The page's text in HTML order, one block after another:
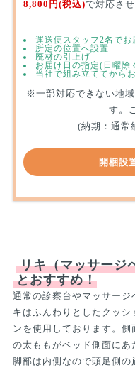
8,800円(税込)で対応さ
運送便スタッフ2名でお
所定の位置へ設置
廃材の引上げ
お届け日の指定(日曜除
当社で組み立ててから
※一部対応できない地
す。
(納期：通常
開梱設
リキ（マッサージ
とおすすめ！
通常の診察台やマッサージ
キはふんわりとしたクッ
ンを使用しております。
の太ももがベッド側面に
脚部は内側なので頭足側